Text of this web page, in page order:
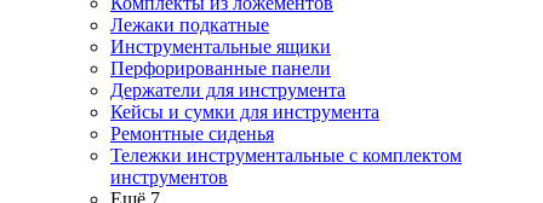
Лежаки подкатные
Инструментальные ящики
Перфорированные панели
Держатели для инструмента
Кейсы и сумки для инструмента
Ремонтные сиденья
Тележки инструментальные с комплектом
инструментов
Ещё 7